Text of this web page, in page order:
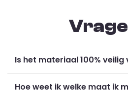
Specifications:
Is het materiaal 100%
Hoe weet ik welke maat ik